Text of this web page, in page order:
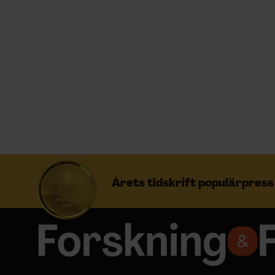
Årets tidskrift populärpress
NYHETSBREV
ÄMNEN
ARKIV & E-TIDNING
LYSSNA/PODD